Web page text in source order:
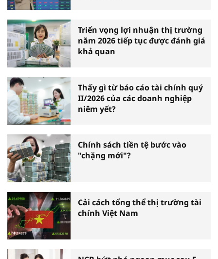
Triển vọng lợi nhuận thị trường
năm 2026 tiếp tục được đánh giá
khả quan
Thấy gì từ báo cáo tài chính quý
II/2026 của các doanh nghiệp
niêm yết?
Chính sách tiền tệ bước vào
"chặng mới"?
Cải cách tổng thể thị trường tài
chính Việt Nam